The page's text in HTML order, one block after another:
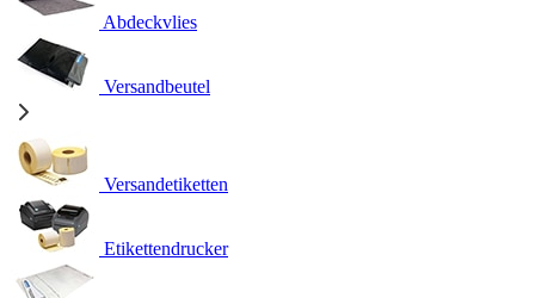
Abdeckvlies
Versandbeutel
Versandetiketten
Etikettendrucker